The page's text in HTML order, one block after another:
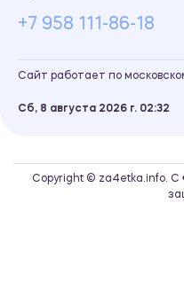
+7 958 111-86-18
Сайт работает по
Сб, 8 августа 2026 г. 02 32
Copyright © za4etka.info. С